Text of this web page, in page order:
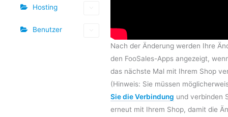
Hosting
Benutzer
Nach der Änderung werden Ihre
den FooSales-Apps angezeigt,
das nächste Mal mit Ihrem Shop
(Hinweis: Sie müssen
Sie die Verbindung und verbinden
erneut mit Ihrem Shop, damit die